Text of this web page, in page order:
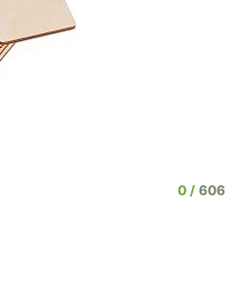
0
606